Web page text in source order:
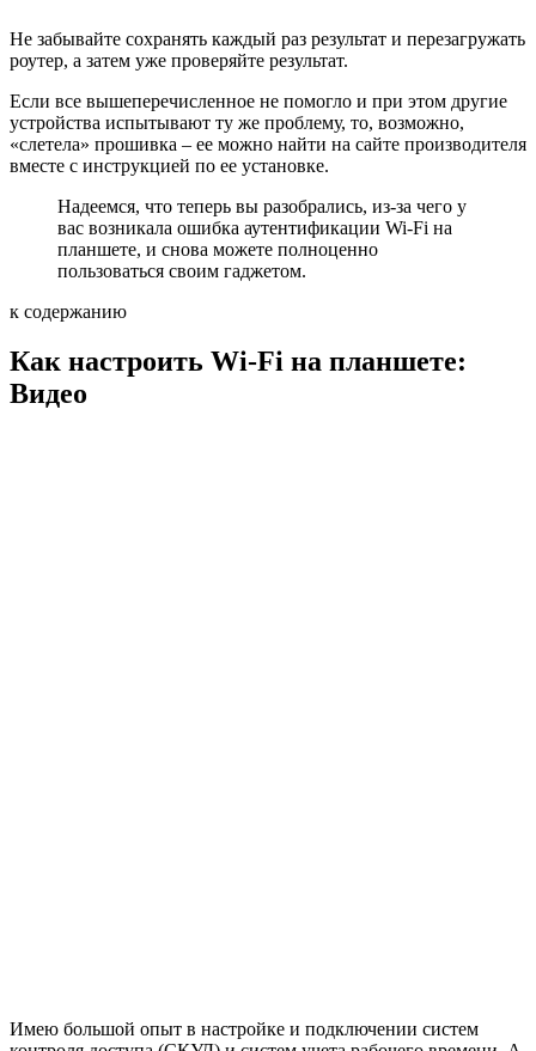
Не забывайте сохранять каждый раз результат и перезагружать
роутер, а затем уже проверяйте результат.
Если все вышеперечисленное не помогло и при этом другие
устройства испытывают ту же проблему, то, возможно,
«слетела» прошивка – ее можно найти на сайте производителя
вместе с инструкцией по ее установке.
Надеемся, что теперь вы разобрались, из-за чего у
вас возникала ошибка аутентификации Wi-Fi на
планшете, и снова можете полноценно
пользоваться своим гаджетом.
к содержанию
Как настроить Wi-Fi на планшете:
Видео
Имею большой опыт в настройке и подключении систем